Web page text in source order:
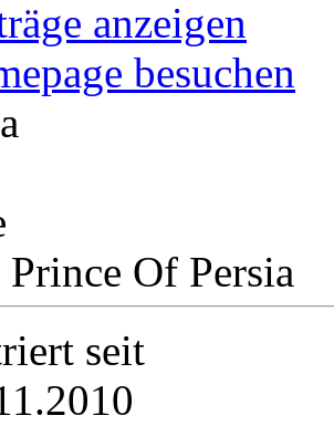
anzeigen
besuchen
Of Persia
seit